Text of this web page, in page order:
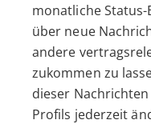
monatliche
über neue
andere
zukommen zu
dieser
Profils jederzeit